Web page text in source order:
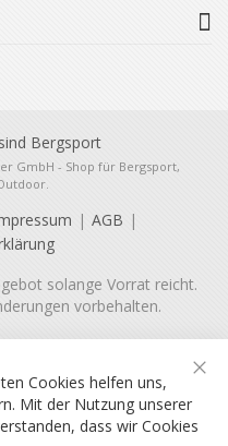
GmbH - Shop für Bergsport,
AGB
solange Vorrat reicht.
vorbehalten.
Cookies helfen uns,
Mit der Nutzung unserer
dass wir Cookies